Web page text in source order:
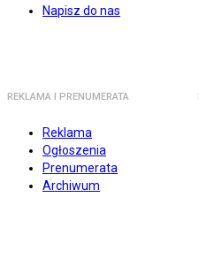
Napisz do nas
REKLAMA I PRENUMERATA
Reklama
Ogłoszenia
Prenumerata
Archiwum